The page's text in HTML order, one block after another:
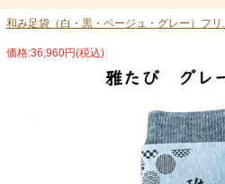
和み足袋（白・黒・ベージュ・グレー）フリ...
価格:36,960円(税込)